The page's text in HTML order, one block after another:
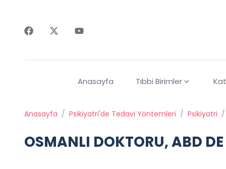
Anasayfa Tıbbi Birimler
Anasayfa / Psikiyatri'de Tedavi Yöntemleri / Psikiyatri /
OSMANLI DOKTORU, ABD